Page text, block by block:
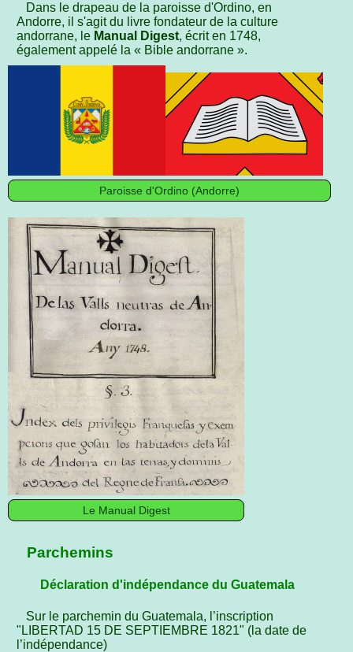
Dans le drapeau de la paroisse d'Ordino, en
Andorre, il s'agit du livre fondateur de la culture
andorrane, le Manual Digest, écrit en 1748,
également appelé la « Bible andorrane ».
Paroisse d'Ordino (Andorre)
Le Manual Digest
Parchemins
Déclaration d'indépendance du Guatemala
Sur le parchemin du Guatemala, l’inscription
"LIBERTAD 15 DE SEPTIEMBRE 1821" (la date de
l’indépendance)